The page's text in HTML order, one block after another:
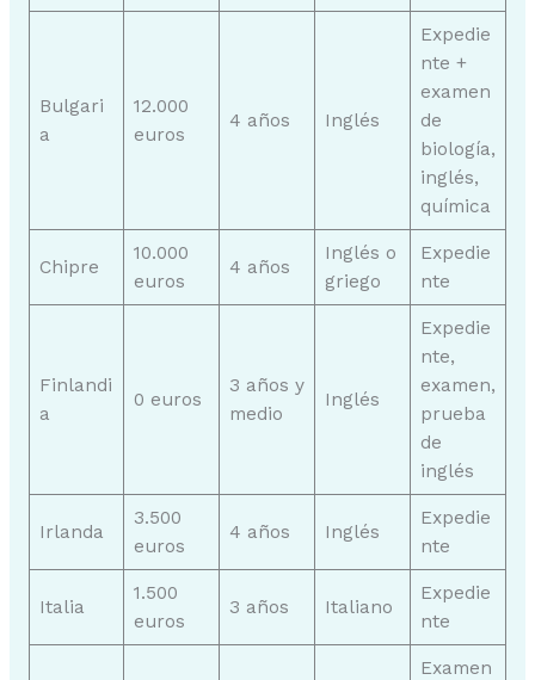
Bulgari
a
12.000
euros
4 años Inglés
Expedie
nte +
examen
de
biología,
inglés,
química
Chipre
10.000
euros
4 años
Inglés o
griego
Expedie
nte
Finlandi
a
0 euros
3 años y
medio
Inglés
Expedie
nte,
examen,
prueba
de
inglés
Irlanda
3.500
euros
4 años Inglés
Expedie
nte
Italia
1.500
euros
3 años Italiano
Expedie
nte
Examen